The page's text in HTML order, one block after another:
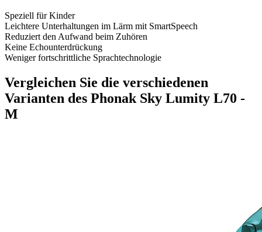
Speziell für Kinder
Leichtere Unterhaltungen im Lärm mit SmartSpeech
Reduziert den Aufwand beim Zuhören
Keine Echounterdrückung
Weniger fortschrittliche Sprachtechnologie
Vergleichen Sie die verschiedenen
Varianten des Phonak Sky Lumity L70 -
M